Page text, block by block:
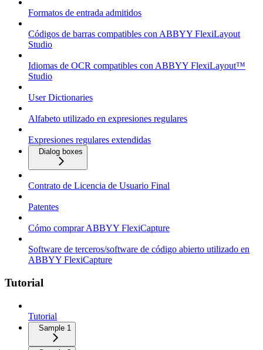
Formatos de entrada admitidos
Códigos de barras compatibles con ABBYY FlexiLayout
Studio
Idiomas de OCR compatibles con ABBYY FlexiLayout™
Studio
User Dictionaries
Alfabeto utilizado en expresiones regulares
Expresiones regulares extendidas
Dialog boxes
Contrato de Licencia de Usuario Final
Patentes
Cómo comprar ABBYY FlexiCapture
Software de terceros/software de código abierto utilizado en
ABBYY FlexiCapture
Tutorial
Tutorial
Sample 1